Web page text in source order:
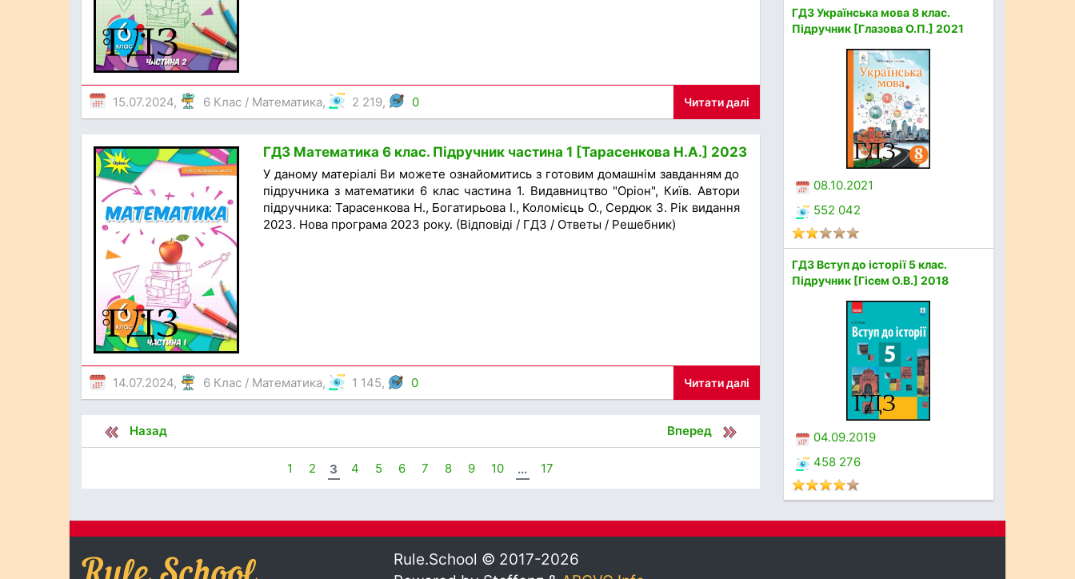
15.07.2024, 6 Клас / Математика, 2 219, 0 Читати далі
ГДЗ Математика 6 клас. Підручник частина 1 [Тарасенкова Н.А.] 2023
У даному матеріалі Ви можете ознайомитись з готовим домашнім завданням до
підручника з математики 6 клас частина 1. Видавництво "Оріон", Київ. Автори
підручника: Тарасенкова Н., Богатирьова І., Коломієць О., Сердюк З. Рік видання
2023. Нова програма 2023 року. (Відповіді / ГДЗ / Ответы / Решебник)
14.07.2024, 6 Клас / Математика, 1 145, 0 Читати далі
Назад Вперед
1 2 3 4 5 6 7 8 9 10 ... 17
ГДЗ Українська мова 8 клас.
Підручник [Глазова О.П.] 2021
08.10.2021
552 042
ГДЗ Вступ до історії 5 клас.
Підручник [Гісем О.В.] 2018
04.09.2019
458 276
Rule.School © 2017-2026